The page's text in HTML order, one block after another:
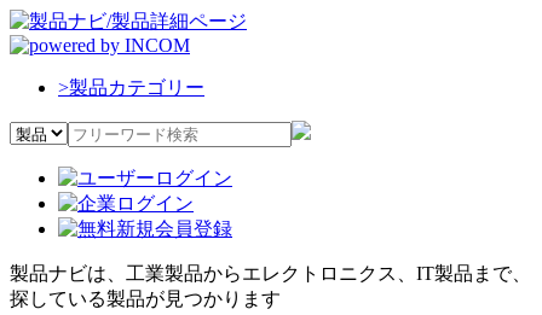
>製品カテゴリー
製品ナビは、工業製品からエレクトロニクス、IT製品まで、
探している製品が見つかります